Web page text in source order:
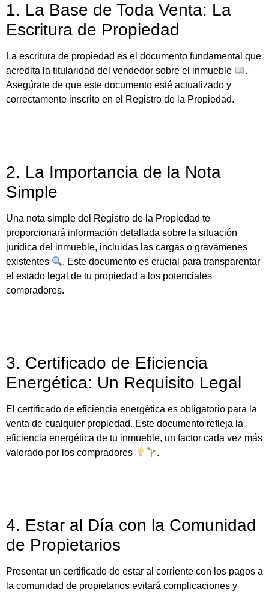
1. La Base de Toda Venta: La
Escritura de Propiedad
La escritura de propiedad es el documento fundamental que
acredita la titularidad del vendedor sobre el inmueble
.
Asegúrate de que este documento esté actualizado y
correctamente inscrito en el Registro de la Propiedad.
2. La Importancia de la Nota
Simple
Una nota simple del Registro de la Propiedad te
proporcionará información detallada sobre la situación
jurídica del inmueble, incluidas las cargas o gravámenes
existentes
. Este documento es crucial para transparentar
el estado legal de tu propiedad a los potenciales
compradores.
3. Certificado de Eficiencia
Energética: Un Requisito Legal
El certificado de eficiencia energética es obligatorio para la
venta de cualquier propiedad. Este documento refleja la
eficiencia energética de tu inmueble, un factor cada vez más
valorado por los compradores
.
4. Estar al Día con la Comunidad
de Propietarios
Presentar un certificado de estar al corriente con los pagos a
la comunidad de propietarios evitará complicaciones y